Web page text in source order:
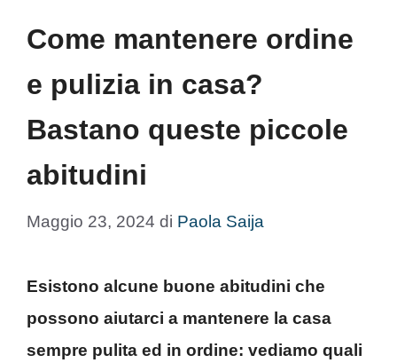
Come mantenere ordine
e pulizia in casa?
Bastano queste piccole
abitudini
Maggio 23, 2024 di Paola Saija
Esistono alcune buone abitudini che
possono aiutarci a mantenere la casa
sempre pulita ed in ordine: vediamo quali